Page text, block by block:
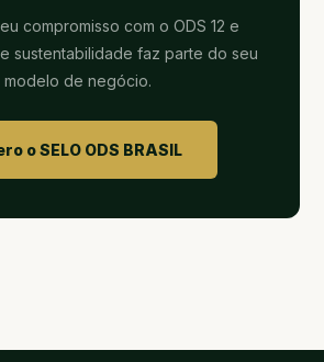
compromisso com o ODS 12 e
sustentabilidade faz parte do seu
modelo de negócio.
o SELO ODS BRASIL